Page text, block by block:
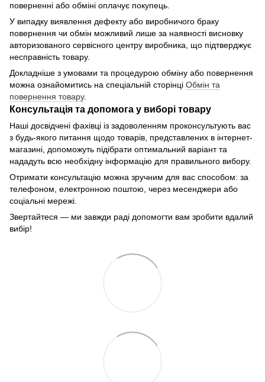
поверненні або обміні оплачує покупець.
У випадку виявлення дефекту або виробничого браку
повернення чи обмін можливий лише за наявності висновку
авторизованого сервісного центру виробника, що підтверджує
несправність товару.
Докладніше з умовами та процедурою обміну або повернення
можна ознайомитись на спеціальній сторінці Обмін та
повернення товару.
Консультація та допомога у виборі товару
Наші досвідчені фахівці із задоволенням проконсультують вас
з будь-якого питання щодо товарів, представлених в інтернет-
магазині, допоможуть підібрати оптимальний варіант та
нададуть всю необхідну інформацію для правильного вибору.
Отримати консультацію можна зручним для вас способом: за
телефоном, електронною поштою, через месенджери або
соціальні мережі.
Звертайтеся — ми завжди раді допомогти вам зробити вдалий
вибір!